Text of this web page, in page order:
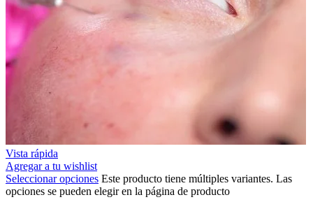
Vista rápida
Agregar a tu wishlist
Seleccionar opciones Este producto tiene múltiples variantes. Las
opciones se pueden elegir en la página de producto